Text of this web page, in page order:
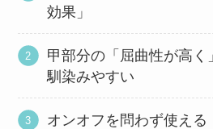
効果」
甲部分の「屈曲性が高く
馴染みやすい
オンオフを問わず使え